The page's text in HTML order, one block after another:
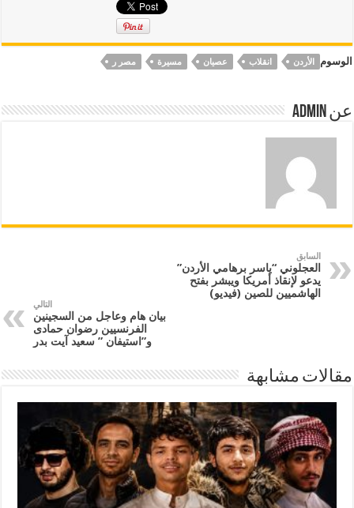
الوسوم الأردن انقلاب عصيان مسيرة مصر ر
عن Admin
السابق
العجلوني “ياسر برهامي الأردن”
يدعو لإنقاذ أمريكا ويبشر بفتح
الهاشميين للصين (فيديو)
التالي
بيان هام وعاجل من السجينين
الفرنسيين رضوان حمادى
و”استيفان ” سعيد آيت بدر
مقالات مشابهة